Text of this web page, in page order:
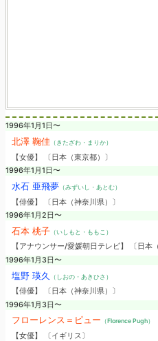
1996年1月1日〜
北澤 鞠佳（きたざわ・まりか）
【女優】 〔日本（東京都）〕
1996年1月1日〜
水石 亜飛夢（みずいし・あとむ）
【俳優】 〔日本（神奈川県）〕
1996年1月2日〜
石本 桃子（いしもと・ももこ）
【アナウンサー/愛媛朝日テレビ】 〔日本
1996年1月3日〜
塩野 瑛久 （しおの・あきひさ）
【俳優】 〔日本（神奈川県）〕
1996年1月3日〜
フローレンス＝ピュー （Florence Pugh）
【女優】 〔イギリス〕